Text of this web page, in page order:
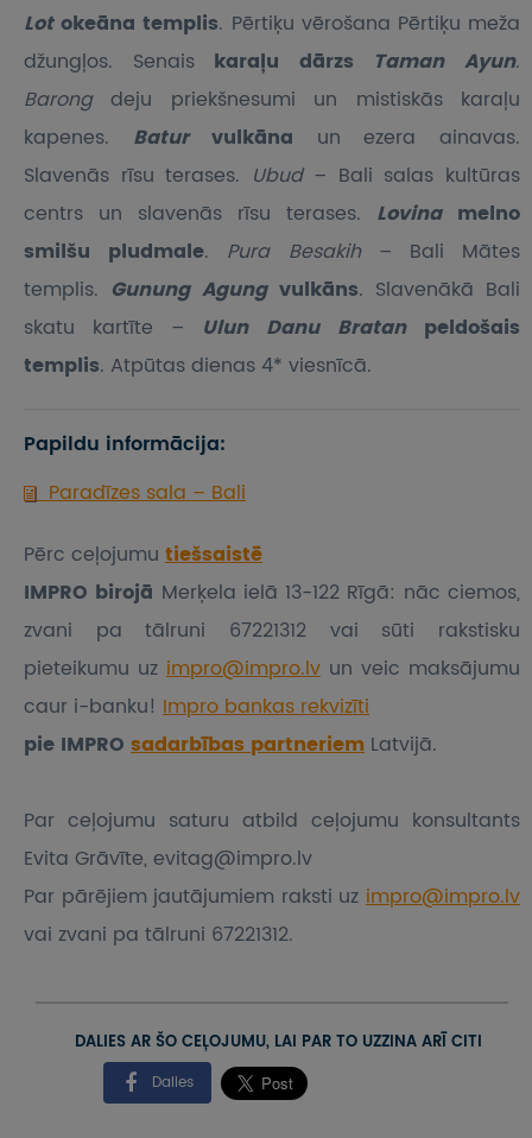
Lotokeāna templis. Pērtiķu vērošana Pērtiķu meža
džungļos. Senais karaļu dārzs Taman Ayun.
Barongdeju priekšnesumi un mistiskās karaļu
kapenes. Baturvulkāna un ezera ainavas.
Slavenās rīsu terases. Ubud – Bali salas kultūras
centrs un slavenās rīsu terases. Lovina melno
smilšu pludmale. Pura Besakih – Bali Mātes
templis. Gunung Agung vulkāns. Slavenākā Bali
skatu kartīte – Ulun Danu Bratan peldošais
templis. Atpūtas dienas 4* viesnīcā.
Papildu informācija:
Paradīzes sala – Bali
Pērc ceļojumu tiešsaistē
IMPRO birojā Merķela ielā 13-122 Rīgā: nāc ciemos,
zvani pa tālruni 67221312 vai sūti rakstisku
pieteikumu uz impro@impro.lv un veic maksājumu
caur i-banku! Impro bankas rekvizīti
pie IMPRO sadarbības partneriem Latvijā.
Par ceļojumu saturu atbild ceļojumu konsultants
Evita Grāvīte, evitag@impro.lv
Par pārējiem jautājumiem raksti uz impro@impro.lv
vai zvani pa tālruni 67221312.
DALIES AR ŠO CEĻOJUMU, LAI PAR TO UZZINA ARĪ CITI
Dalies